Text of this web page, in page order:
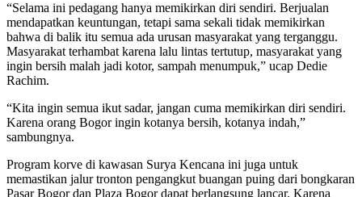
“Selama ini pedagang hanya memikirkan diri sendiri. Berjualan
mendapatkan keuntungan, tetapi sama sekali tidak memikirkan
bahwa di balik itu semua ada urusan masyarakat yang terganggu.
Masyarakat terhambat karena lalu lintas tertutup, masyarakat yang
ingin bersih malah jadi kotor, sampah menumpuk,” ucap Dedie
Rachim.
“Kita ingin semua ikut sadar, jangan cuma memikirkan diri sendiri.
Karena orang Bogor ingin kotanya bersih, kotanya indah,”
sambungnya.
Program korve di kawasan Surya Kencana ini juga untuk
memastikan jalur tronton pengangkut buangan puing dari bongkaran
Pasar Bogor dan Plaza Bogor dapat berlangsung lancar. Karena